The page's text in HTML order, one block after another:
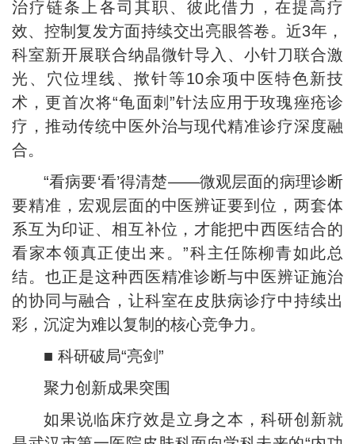
治疗链条上各司其职、彼此借力，在提高疗
效、控制复发方面持续交出亮眼答卷。近3年，
科室新开展联合纳晶微针导入、小针刀联合激
光、穴位埋线、揿针等10余项中医特色新技
术，更首次将“龟面刺”针法应用于玫瑰痤疮诊
疗，推动传统中医外治与现代精准诊疗深度融
合。
“看病要‘看’得清楚——微观层面的病理诊断
要精准，宏观层面的中医辨证要到位，两套体
系互为印证、相互补位，才能把中西医结合的
看家本领真正使出来。”科主任陈柳青如此总
结。也正是这种西医精准诊断与中医辨证施治
的协同与融合，让科室在皮肤病诊疗中持续出
彩，沉淀为难以复制的核心竞争力。
■ 科研破局“亮剑”
聚力创新成果突围
如果说临床疗效是立身之本，科研创新就